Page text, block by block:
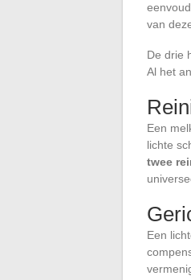
van
De drie
Al het
Een
lichte
twee
Een